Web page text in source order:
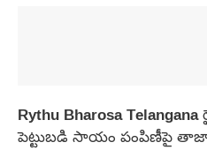
Rythu Bharosa
పెట్టుబడి సాయం పంపిణీపై